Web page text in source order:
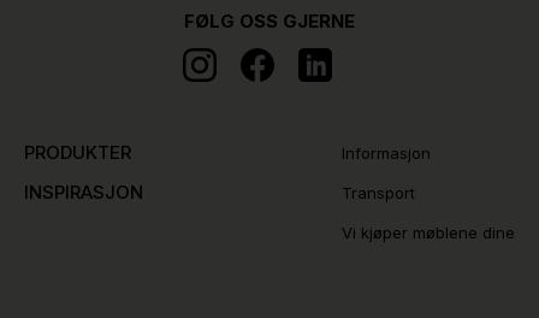
PRODUKTER
INSPIRASJON
Informasjon
Transport
Vi kjøper møblene dine
FØLG OSS GJERNE